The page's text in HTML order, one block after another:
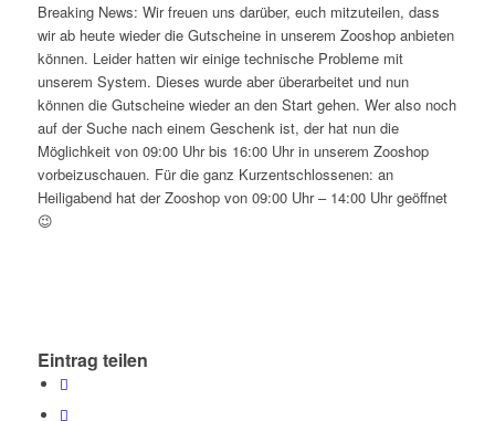
Breaking News: Wir freuen uns darüber, euchmitzuteilen, dass
wir ab heute wieder die Gutscheine in unserem Zooshop anbieten
können. Leider hatten wir einige technische Probleme mit
unserem System. Dieses wurde aber überarbeitet und nun
können die Gutscheine wieder an den Start gehen. Wer also noch
auf der Suche nach einem Geschenk ist, derhat nun die
Möglichkeit von 09:00 Uhr bis 16:00 Uhr in unserem Zooshop
vorbeizuschauen. Für die ganz Kurzentschlossenen: an
Heiligabend hat derZooshop von 09:00 Uhr – 14:00 Uhrgeöffnet
😉
Eintrag teilen